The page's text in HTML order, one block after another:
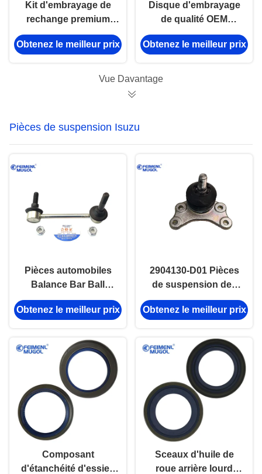
Kit d'embrayage de
rechange premium
0015-005-0018 pour
ISUZU 100P, conçu
Obtenez le meilleur prix
Disque d'embrayage
de qualité OEM
C8983558040 pour
ISUZU D-MAX & MU-
précision 275 mm.
Obtenez le meilleur prix
Vue Davantage
Pièces de suspension Isuzu
Pièces automobiles
Balance Bar Ball
Head Avant H2
2906150XSZ08A
Obtenez le meilleur prix
2904130-D01 Pièces
de suspension des
joints à billes pour la
Grande Muraille
Obtenez le meilleur prix
Composant
d'étanchéité d'essieu
Sceaux d'huile de
roue arrière lourd